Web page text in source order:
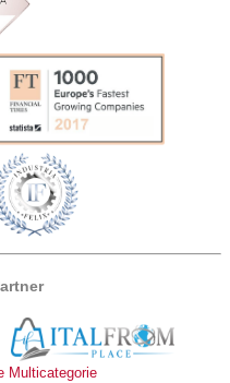
Multicategorie